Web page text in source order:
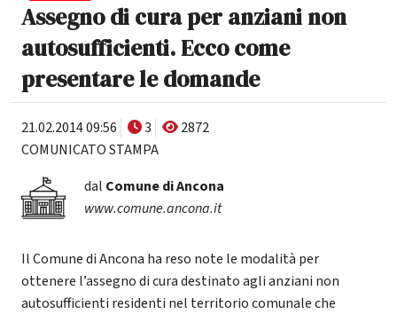
Assegno di cura per anziani non
autosufficienti. Ecco come
presentare le domande
21.02.2014 09:56 3
2872
COMUNICATO STAMPA
dal Comune di Ancona
www.comune.ancona.it
Il Comune di Ancona ha reso note le modalità per
ottenere l’assegno di cura destinato agli anziani non
autosufficienti residenti nel territorio comunale che